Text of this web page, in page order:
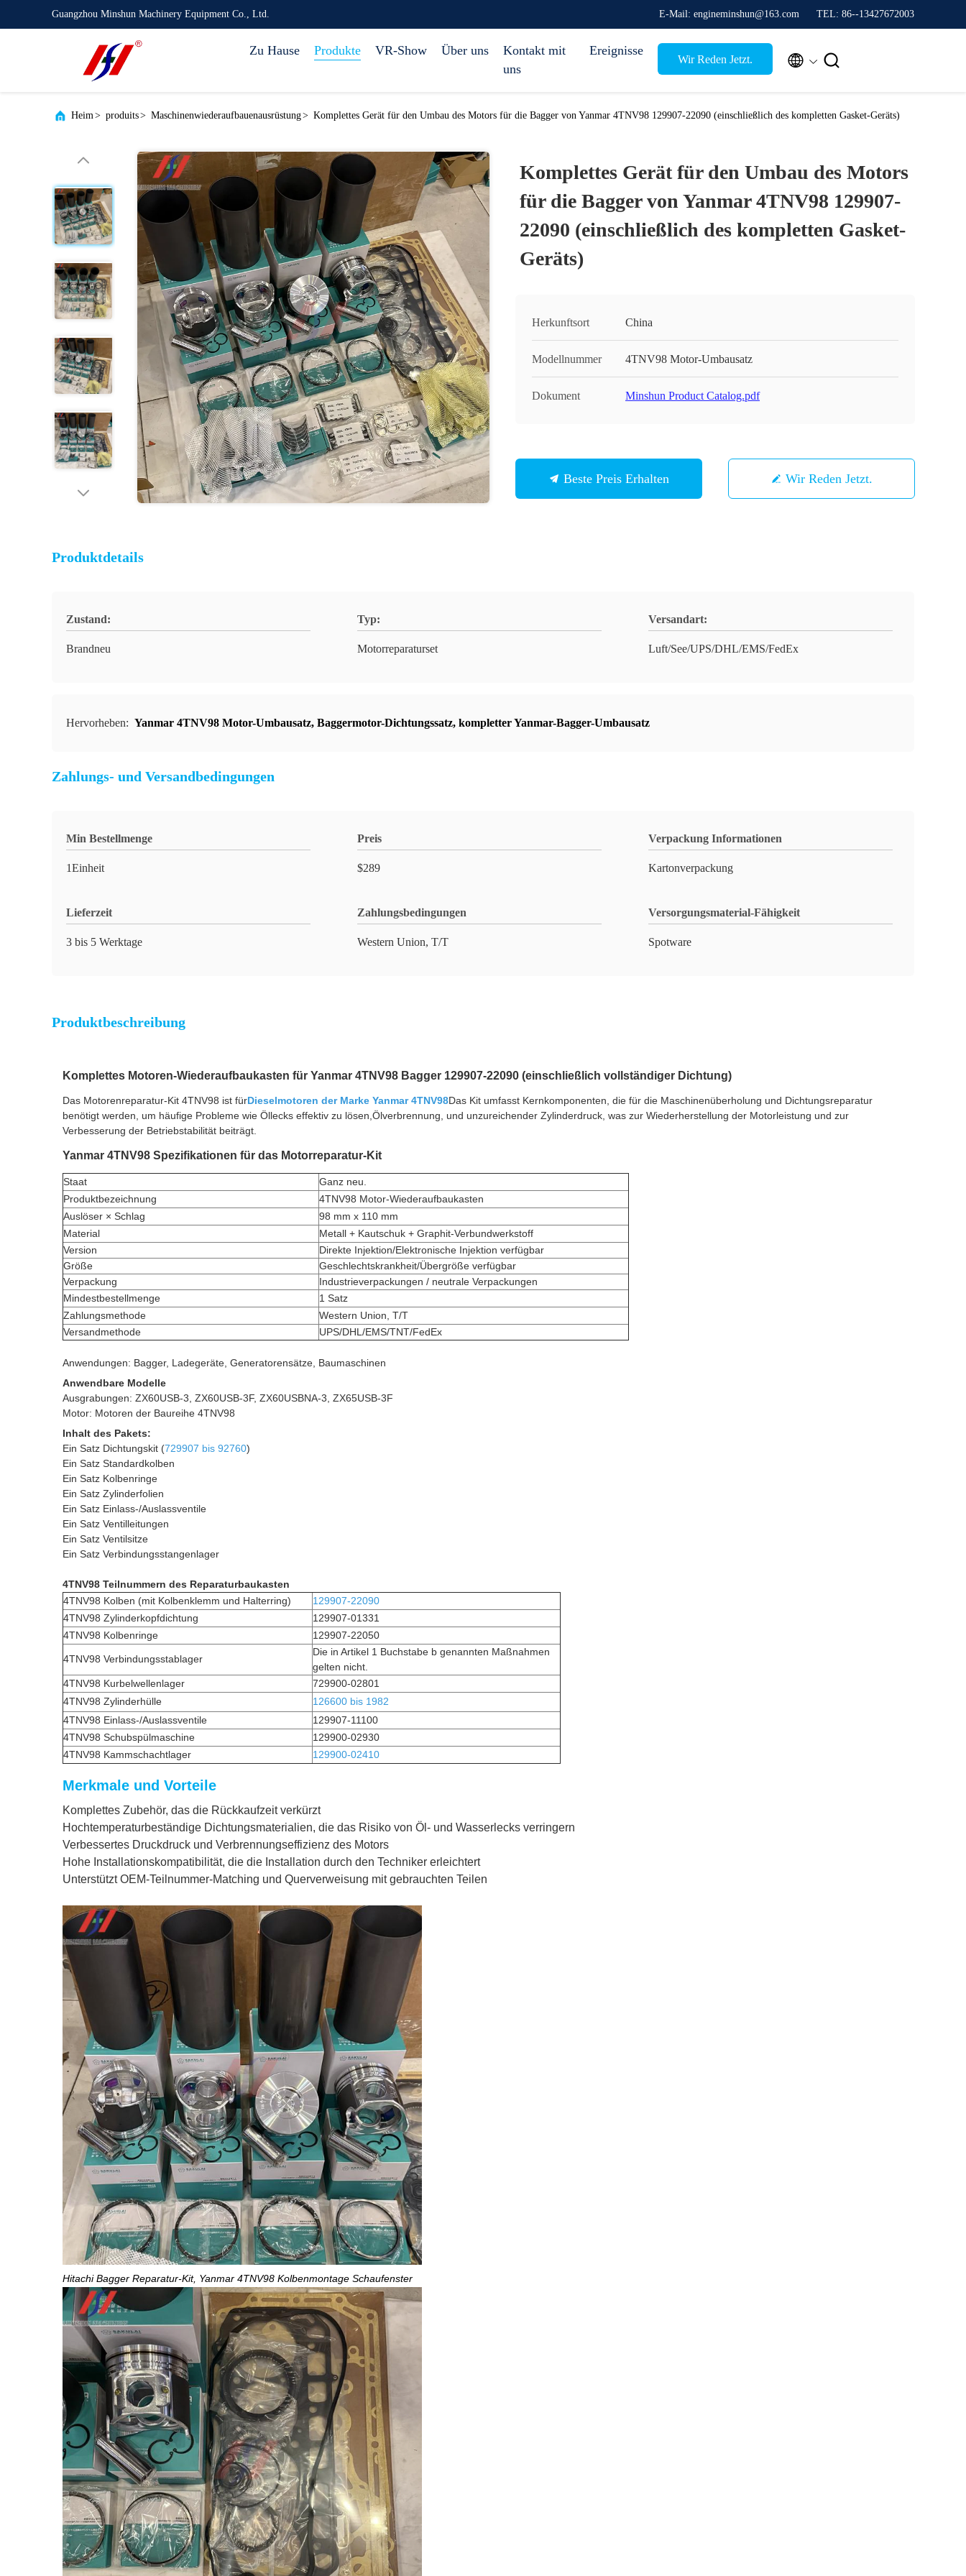
Guangzhou Minshun Machinery Equipment Co., Ltd. E-Mail: engineminshun@163.com TEL: 86--13427672003
Zu Hause Produkte VR-Show Über uns
Kontakt mit
uns
Ereignisse
Wir Reden Jetzt.  
Heim> produits> Maschinenwiederaufbauenausrüstung> Komplettes Gerät für den Umbau des Motors für die Bagger von Yanmar 4TNV98 129907-22090 (einschließlich des kompletten Gasket-Geräts)
Komplettes Gerät für den Umbau des Motors
für die Bagger von Yanmar 4TNV98 129907-
22090 (einschließlich des kompletten Gasket-
Geräts)
Herkunftsort China
Modellnummer 4TNV98 Motor-Umbausatz
Dokument Minshun Product Catalog.pdf
Beste Preis Erhalten Wir Reden Jetzt.
Produktdetails
Zustand:
Brandneu
Typ:
Motorreparaturset
Versandart:
Luft/See/UPS/DHL/EMS/FedEx
Hervorheben: Yanmar 4TNV98 Motor-Umbausatz, Baggermotor-Dichtungssatz, kompletter Yanmar-Bagger-Umbausatz
Zahlungs- und Versandbedingungen
Min Bestellmenge
1Einheit
Preis
$289
Verpackung Informationen
Kartonverpackung
Lieferzeit
3 bis 5 Werktage
Zahlungsbedingungen
Western Union, T/T
Versorgungsmaterial-Fähigkeit
Spotware
Produktbeschreibung
Komplettes Motoren-Wiederaufbaukasten für Yanmar 4TNV98 Bagger 129907-22090 (einschließlich vollständiger Dichtung)
Das Motorenreparatur-Kit 4TNV98 ist fürDieselmotoren der Marke Yanmar 4TNV98Das Kit umfasst Kernkomponenten, die für die Maschinenüberholung und Dichtungsreparatur
benötigt werden, um häufige Probleme wie Öllecks effektiv zu lösen,Ölverbrennung, und unzureichender Zylinderdruck, was zur Wiederherstellung der Motorleistung und zur
Verbesserung der Betriebstabilität beiträgt.
Yanmar 4TNV98 Spezifikationen für das Motorreparatur-Kit
Staat
Ganz neu.
Produktbezeichnung
4TNV98 Motor-Wiederaufbaukasten
Auslöser × Schlag
98 mm x 110 mm
Material
Metall + Kautschuk + Graphit-Verbundwerkstoff
Version
Direkte Injektion/Elektronische Injektion verfügbar
Größe
Geschlechtskrankheit/Übergröße verfügbar
Verpackung
Industrieverpackungen / neutrale Verpackungen
Mindestbestellmenge
1 Satz
Zahlungsmethode
Western Union, T/T
Versandmethode
UPS/DHL/EMS/TNT/FedEx
Anwendungen: Bagger, Ladegeräte, Generatorensätze, Baumaschinen
Anwendbare Modelle
Ausgrabungen: ZX60USB-3, ZX60USB-3F, ZX60USBNA-3, ZX65USB-3F
Motor: Motoren der Baureihe 4TNV98
Inhalt des Pakets:
Ein Satz Dichtungskit (729907 bis 92760)
Ein Satz Standardkolben
Ein Satz Kolbenringe
Ein Satz Zylinderfolien
Ein Satz Einlass-/Auslassventile
Ein Satz Ventilleitungen
Ein Satz Ventilsitze
Ein Satz Verbindungsstangenlager
4TNV98 Teilnummern des Reparaturbaukasten
4TNV98 Kolben (mit Kolbenklemm und Halterring)
129907-22090
4TNV98 Zylinderkopfdichtung
129907-01331
4TNV98 Kolbenringe
129907-22050
4TNV98 Verbindungsstablager
Die in Artikel 1 Buchstabe b genannten Maßnahmen
gelten nicht.
4TNV98 Kurbelwellenlager
729900-02801
4TNV98 Zylinderhülle
126600 bis 1982
4TNV98 Einlass-/Auslassventile
129907-11100
4TNV98 Schubspülmaschine
129900-02930
4TNV98 Kammschachtlager
129900-02410
Merkmale und Vorteile
Komplettes Zubehör, das die Rückkaufzeit verkürzt
Hochtemperaturbeständige Dichtungsmaterialien, die das Risiko von Öl- und Wasserlecks verringern
Verbessertes Druckdruck und Verbrennungseffizienz des Motors
Hohe Installationskompatibilität, die die Installation durch den Techniker erleichtert
Unterstützt OEM-Teilnummer-Matching und Querverweisung mit gebrauchten Teilen
Hitachi Bagger Reparatur-Kit, Yanmar 4TNV98 Kolbenmontage Schaufenster